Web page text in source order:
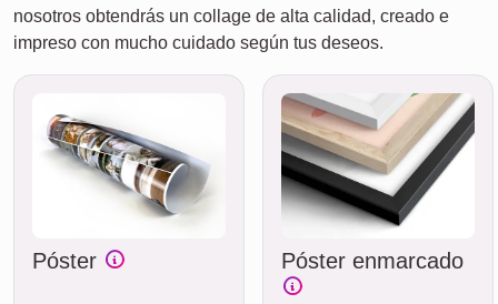
nosotros obtendrás un collage de alta calidad, creado e
impreso con mucho cuidado según tus deseos.
Póster Póster enmarcado